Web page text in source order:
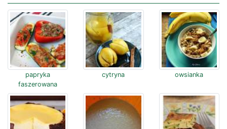
papryka
faszerowana
cytryna owsianka